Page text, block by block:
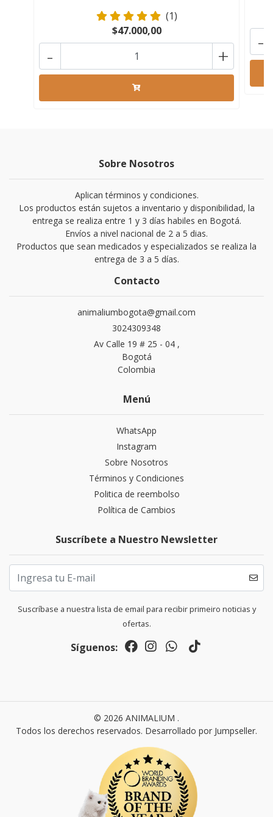
(1)
$47.000,00
- +
-
Sobre Nosotros
Aplican términos y condiciones.
Los productos están sujetos a inventario y disponibilidad, la
entrega se realiza entre 1 y 3 días habiles en Bogotá.
Envíos a nivel nacional de 2 a 5 dias.
Productos que sean medicados y especializados se realiza la
entrega de 3 a 5 días.
Contacto
animaliumbogota@gmail.com
3024309348
Av Calle 19 # 25 - 04 ,
Bogotá
Colombia
Menú
WhatsApp
Instagram
Sobre Nosotros
Términos y Condiciones
Politica de reembolso
Política de Cambios
Suscríbete a Nuestro Newsletter
Suscríbase a nuestra lista de email para recibir primeiro noticias y
ofertas.
Síguenos:
© 2026 ANIMALIUM .
Todos los derechos reservados. Desarrollado por Jumpseller.